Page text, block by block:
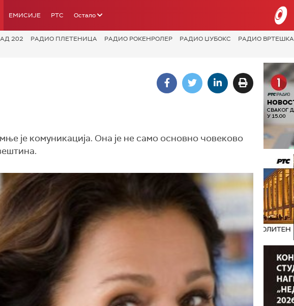
ЕМИСИЈЕ РТС Остало
202 РАДИО ПЛЕТЕНИЦА РАДИО РОКЕНРОЛЕР РАДИО ЏУБОКС РАДИО ВРТЕШКА
је комуникација. Она је не само основно човеково